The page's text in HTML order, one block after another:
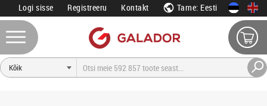
Logi sisse Registreeru Kontakt Tarne: Eesti